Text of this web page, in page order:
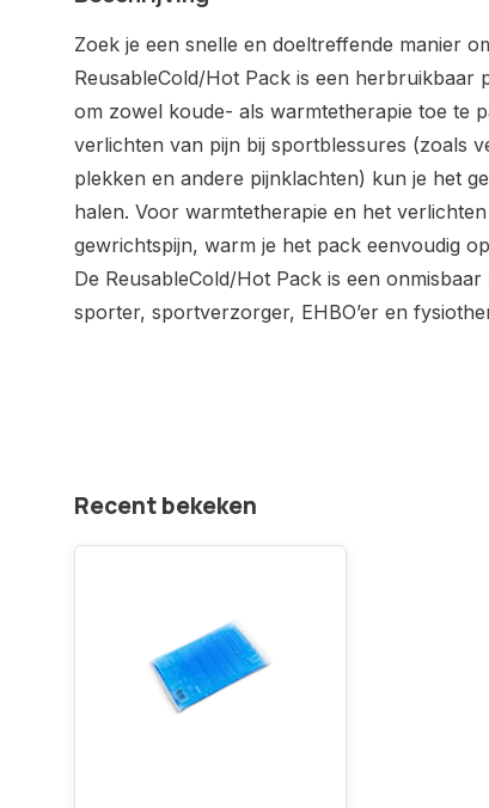
Zoek je een snelle en doeltreffende manier
ReusableCold/Hot Pack is een herbruikbaar
om zowel koude- als warmtetherapie toe te
verlichten van pijn bij sportblessures (zoals
plekken en andere pijnklachten) kun je het
halen. Voor warmtetherapie en het
gewrichtspijn, warm je het pack eenvoudig
De ReusableCold/Hot Pack is een onmisbaar
sporter, sportverzorger, EHBO’er en
Recent bekeken